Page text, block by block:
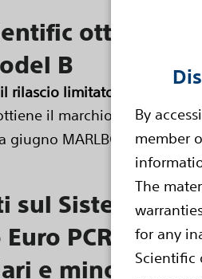
By
member
The
for any
Scientific
ottiene il
B
rilascio limitato sul mercato
il marchio CE per il
giugno MARLBOROUGH
sul Sistema
Euro PCR
e minori